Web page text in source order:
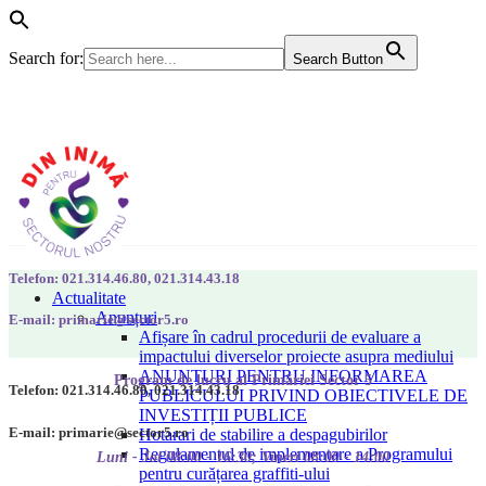
Search for: Search Button
Actualitate
Anunțuri
Afișare în cadrul procedurii de evaluare a
impactului diverselor proiecte asupra mediului
ANUNȚURI PENTRU INFORMAREA
PUBLICULUI PRIVIND OBIECTIVELE DE
INVESTIȚII PUBLICE
Hotarari de stabilire a despagubirilor
Regulamentul de implementare a Programului
pentru curățarea graffiti-ului
Telefon: 021.314.46.80, 021.314.43.18
E-mail: primarie@sector5.ro
Program de lucru al Primăriei Sector 5
Luni - Joi 08:00 - 16:30; Vineri 08:00 - 14:00
Telefon: 021.314.46.80, 021.314.43.18
E-mail: primarie@sector5.ro